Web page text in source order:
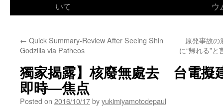
いて
ウ
← Quick Summary-Review After Seeing Shin
Godzilla via Patheos
原発事故
に“帰れる”
獨家揭露】核廢無處去 台電擬
即時—焦点
Posted on 2016/10/17byyukimiyamotodepaul